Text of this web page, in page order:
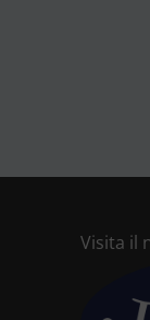
Visita il